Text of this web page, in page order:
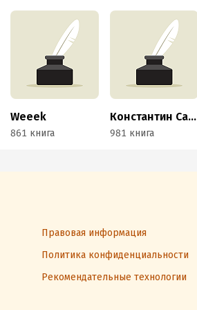
Weeek
861 книга
Константин Савкин
981 книга
Правовая информация
Политика конфиденциальности
Рекомендательные технологии